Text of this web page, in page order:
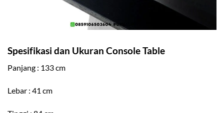
Spesifikasi dan Ukuran Console Table
Panjang : 133 cm
Lebar : 41 cm